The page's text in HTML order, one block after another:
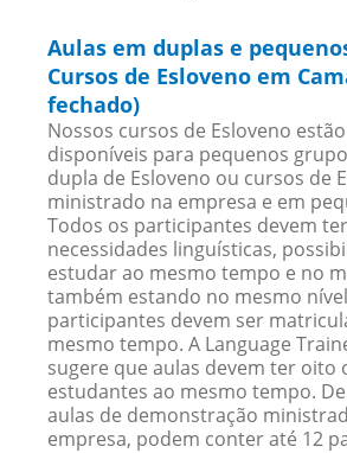
Aulas em duplas e
Cursos de Esloveno em
fechado)
Nossos cursos de Esloveno
disponíveis para pequenos
dupla de Esloveno ou cursos de
ministrado na empresa e em
Todos os participantes devem
necessidades linguísticas,
estudar ao mesmo tempo e no
também estando no mesmo
participantes devem ser
mesmo tempo. A Language
sugere que aulas devem ter oito
estudantes ao mesmo tempo.
aulas de demonstração
empresa, podem conter até 12